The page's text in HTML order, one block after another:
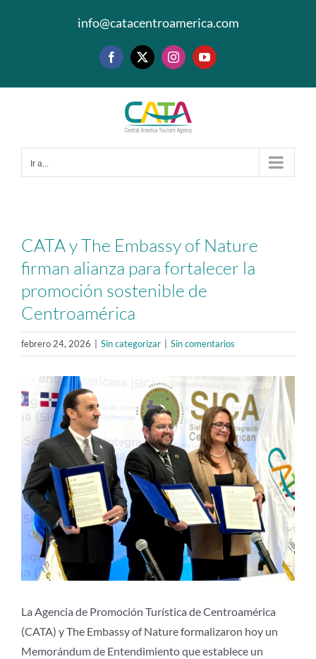
info@catacentroamerica.com
Facebook
X InstagramYouTube
Ir a...
CATA y The Embassy of Nature
firman alianza para fortalecer la
promoción sostenible de
Centroamérica
febrero 24, 2026 | Sin categorizar | Sin comentarios
imagen
más
grande
La Agencia de Promoción Turística de Centroamérica
(CATA) y The Embassy of Nature formalizaron hoy un
Memorándum de Entendimiento que establece un